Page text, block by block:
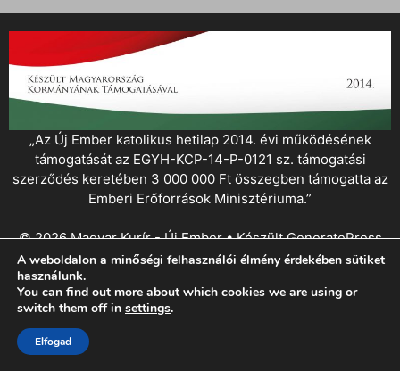
„Az Új Ember katolikus hetilap 2014. évi működésének
támogatását az EGYH-KCP-14-P-0121 sz. támogatási
szerződés keretében 3 000 000 Ft összegben támogatta az
Emberi Erőforrások Minisztériuma.”
© 2026 Magyar Kurír - Új Ember• KészültGeneratePress
A weboldalon a minőségi felhasználói élmény érdekében sütiket
használunk.
You can find out more about which cookies we are using or
switch them off in settings.
Elfogad